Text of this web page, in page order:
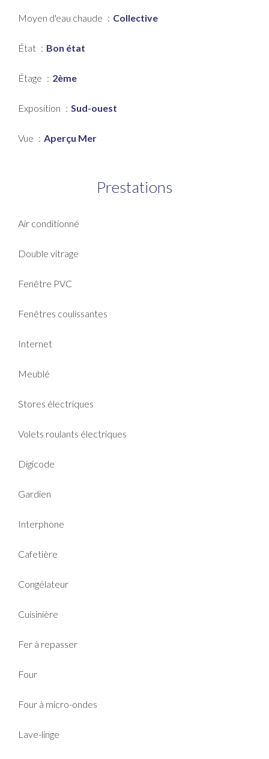
Moyen d'eau chaude Collective
État Bon état
Étage 2ème
Exposition Sud-ouest
Vue Aperçu Mer
Prestations
Air conditionné
Double vitrage
Fenêtre PVC
Fenêtres coulissantes
Internet
Meublé
Stores électriques
Volets roulants électriques
Digicode
Gardien
Interphone
Cafetière
Congélateur
Cuisinière
Fer à repasser
Four
Four à micro-ondes
Lave-linge